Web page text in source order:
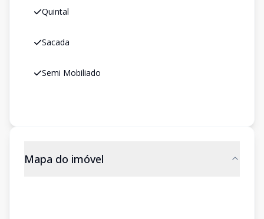
Quintal
Sacada
Semi Mobiliado
Mapa do imóvel